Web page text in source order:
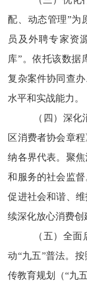
配、动态管理”为
员及外聘专家资
库”。依托该数据
复杂案件协同查
水平和实战能力。
（四）深化
区消费者协会章
纳各界代表。聚
和服务的社会监督
促进社会和谐、
续深化放心消费创
（五）全
动“九五”普法。
传教育规划（“九